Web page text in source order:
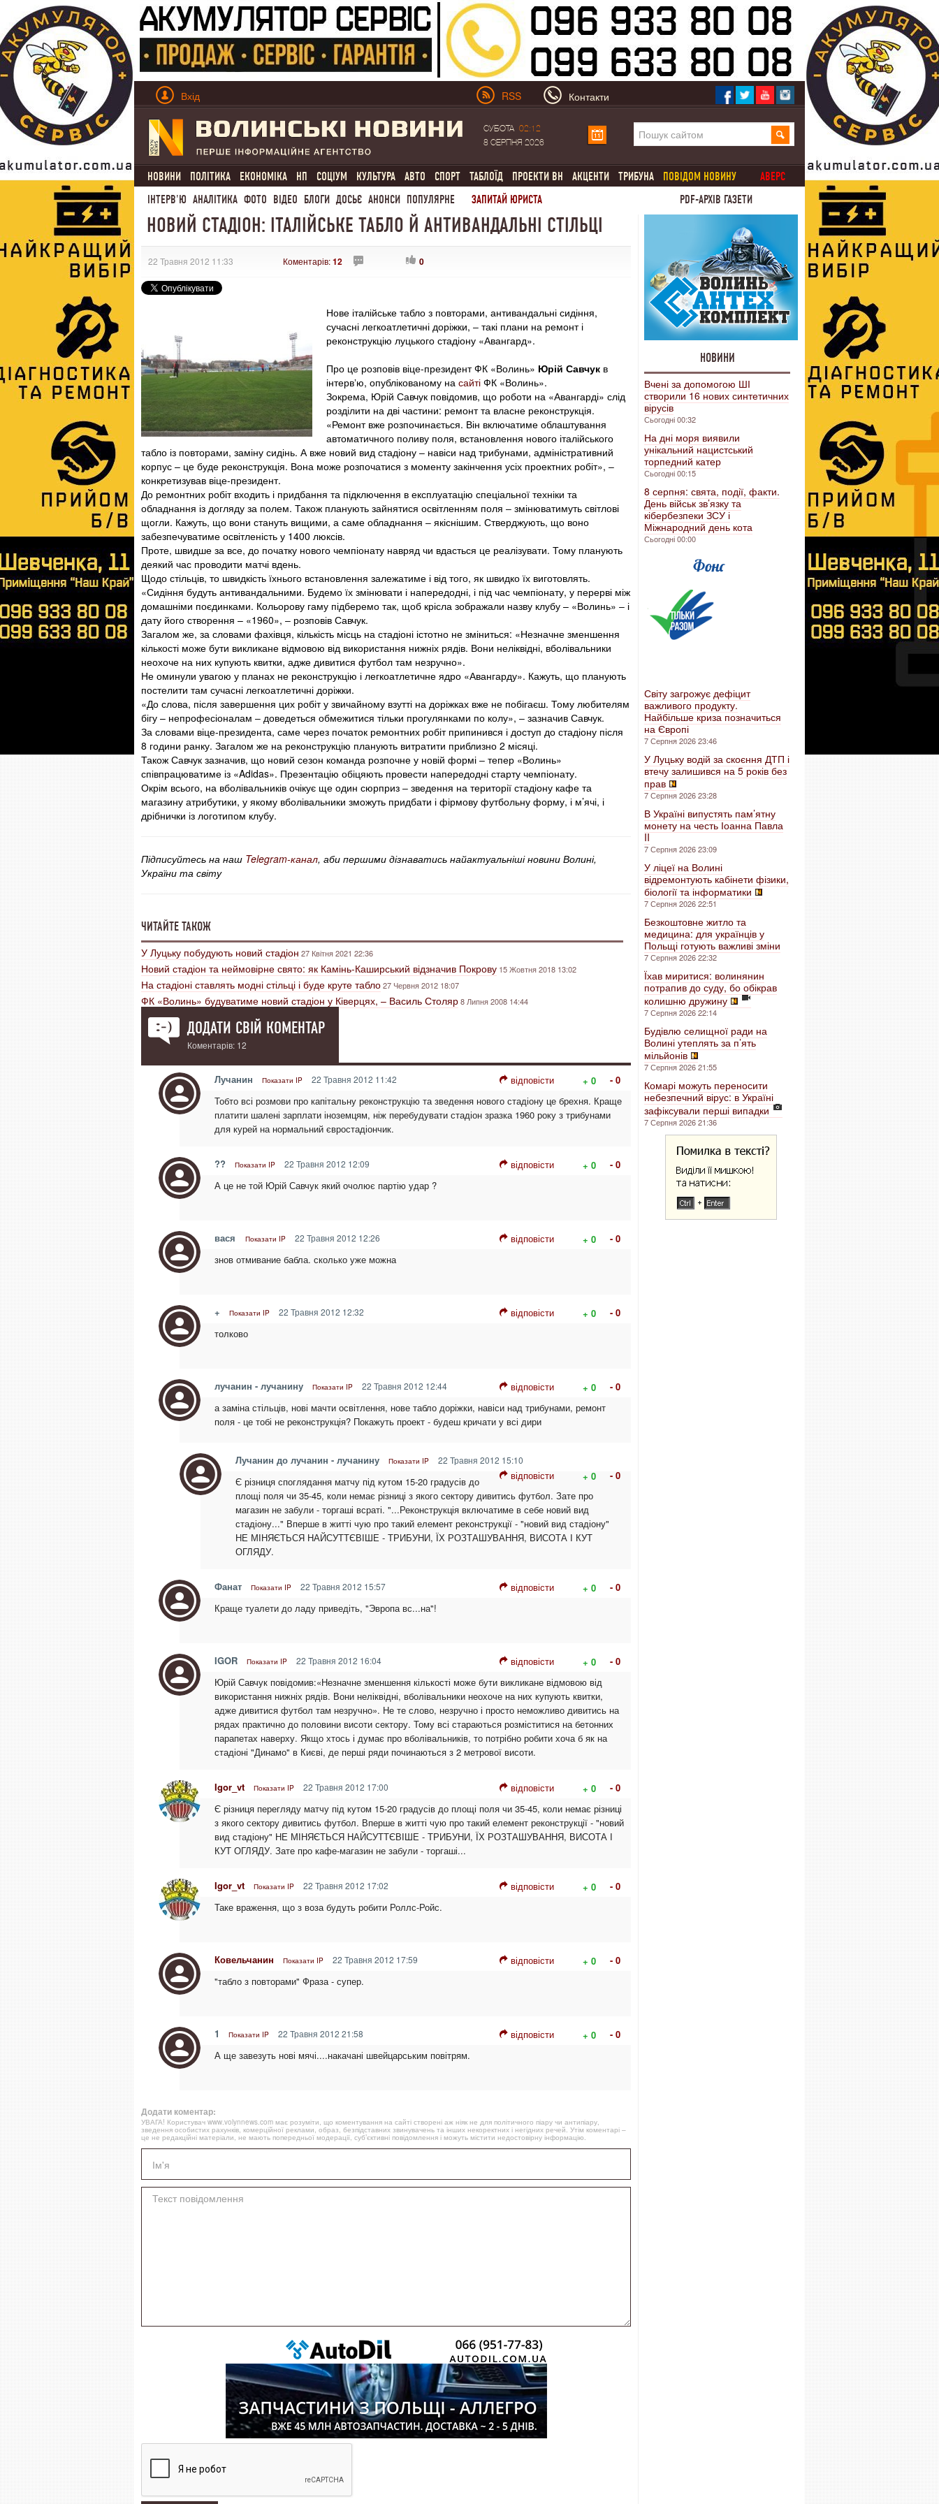
Вхід RSS Контакти
СУБОТА
02:12
8 СЕРПНЯ 2026
НОВИНИ ПОЛІТИКА ЕКОНОМІКА НП СОЦІУМ КУЛЬТУРА АВТО СПОРТ ТАБЛОЇД ПРОЕКТИ ВН АКЦЕНТИ ТРИБУНА ПОВІДОМ НОВИНУ
АВЕРС
ІНТЕРВ'Ю АНАЛІТИКА ФОТО ВІДЕО БЛОГИ ДОСЬЄ АНОНСИ ПОПУЛЯРНЕ ЗАПИТАЙ ЮРИСТА PDF-АРХІВ ГАЗЕТИ
НОВИЙ СТАДІОН: ІТАЛІЙСЬКЕ ТАБЛО Й АНТИВАНДАЛЬНІ СТІЛЬЦІ
22 Травня 2012 11:33 Коментарів:12 0
Нове італійське табло з повторами, антивандальні сидіння,
сучасні легкоатлетичні доріжки, ‒ такі плани на ремонт і
реконструкцію луцького стадіону «Авангард».
Про це розповів віце-президент ФК «Волинь» Юрій Савчук в
інтервʼю, опублікованому на сайті ФК «Волинь».
Зокрема, Юрій Савчук повідомив, що роботи на «Авангарді» слід
розділити на дві частини: ремонт та власне реконструкція.
«Ремонт вже розпочинається. Він включатиме облаштування
автоматичного поливу поля, встановлення нового італійського
табло із повторами, заміну сидінь. А вже новий вид стадіону ‒ навіси над трибунами, адміністративний
корпус – це буде реконструкція. Вона може розпочатися з моменту закінчення усіх проектних робіт», ‒
конкретизував віце-президент.
До ремонтних робіт входить і придбання та підключення в експлуатацію спеціальної техніки та
обладнання із догляду за полем. Також планують зайнятися освітленням поля ‒ змінюватимуть світлові
щогли. Кажуть, що вони стануть вищими, а саме обладнання ‒ якіснішим. Стверджують, що воно
забезпечуватиме освітленість у 1400 люксів.
Проте, швидше за все, до початку нового чемпіонату навряд чи вдасться це реалізувати. Тому планують
деякий час проводити матчі вдень.
Щодо стільців, то швидкість їхнього встановлення залежатиме і від того, як швидко їх виготовлять.
«Сидіння будуть антивандальними. Будемо їх змінювати і напередодні, і під час чемпіонату, у перерві між
домашніми поєдинками. Кольорову гаму підберемо так, щоб крісла зображали назву клубу – «Волинь» ‒ і
дату його створення – «1960», ‒ розповів Савчук.
Загалом же, за словами фахівця, кількість місць на стадіоні істотно не зміниться: «Незначне зменшення
кількості може бути викликане відмовою від використання нижніх рядів. Вони неліквідні, вболівальники
неохоче на них купують квитки, адже дивитися футбол там незручно».
Не оминули увагою у планах не реконструкцію і легкоатлетичне ядро «Авангарду». Кажуть, що планують
постелити там сучасні легкоатлетичні доріжки.
«До слова, після завершення цих робіт у звичайному взутті на доріжках вже не побігаєш. Тому любителям
бігу – непрофесіоналам ‒ доведеться обмежитися тільки прогулянками по колу», ‒ зазначив Савчук.
За словами віце-президента, саме через початок ремонтних робіт припинився і доступ до стадіону після
8 години ранку. Загалом же на реконструкцію планують витратити приблизно 2 місяці.
Також Савчук зазначив, що новий сезон команда розпочне у новій формі ‒ тепер «Волинь»
співпрацюватиме із «Adidas». Презентацію обіцяють провести напередодні старту чемпіонату.
Окрім всього, на вболівальників очікує ще один сюрприз ‒ зведення на території стадіону кафе та
магазину атрибутики, у якому вболівальники зможуть придбати і фірмову футбольну форму, і м’ячі, і
дрібнички із логотипом клубу.
Підписуйтесь на наш Telegram-канал, аби першими дізнаватись найактуальніші новини Волині,
України та світу
ЧИТАЙТЕ ТАКОЖ
У Луцьку побудують новий стадіон 27 Квітня 2021 22:36
Новий стадіон та неймовірне свято: як Камінь-Каширський відзначив Покрову 15 Жовтня 2018 13:02
На стадіоні ставлять модні стільці і буде круте табло27 Червня 2012 18:07
ФК «Волинь» будуватиме новий стадіон у Ківерцях, – Василь Столяр8 Липня 2008 14:44
ДОДАТИ СВІЙ КОМЕНТАР
Коментарів: 12
Лучанин Показати IP 22 Травня 2012 11:42 відповісти + 0
- 0
Тобто всі розмови про капітальну реконструкцію та зведення нового стадіону це брехня. Краще
платити шалені зарплати іноземцям, ніж перебудувати стадіон зразка 1960 року з трибунами
для курей на нормальний євростадіончик.
?? Показати IP 22 Травня 2012 12:09 відповісти + 0
- 0
А це не той Юрій Савчук який очолює партію удар ?
вася Показати IP 22 Травня 2012 12:26 відповісти + 0
- 0
знов отмивание бабла. сколько уже можна
+ Показати IP 22 Травня 2012 12:32 відповісти + 0
- 0
толково
лучанин - лучанину Показати IP 22 Травня 2012 12:44 відповісти + 0
- 0
а заміна стільців, нові мачти освітлення, нове табло доріжки, навіси над трибунами, ремонт
поля - це тобі не реконструкція? Покажуть проект - будеш кричати у всі дири
Лучанин до лучанин - лучанину Показати IP 22 Травня 2012 15:10
відповісти + 0 - 0
Є різниця споглядання матчу під кутом 15-20 градусів до
площі поля чи 35-45, коли немає різниці з якого сектору дивитись футбол. Зате про
магазин не забули - торгаші всраті. "...Реконструкція включатиме в себе новий вид
стадіону..." Вперше в житті чую про такий елемент реконструкції - "новий вид стадіону"
НЕ МІНЯЄТЬСЯ НАЙСУТТЄВІШЕ - ТРИБУНИ, ЇХ РОЗТАШУВАННЯ, ВИСОТА І КУТ
ОГЛЯДУ.
Фанат Показати IP 22 Травня 2012 15:57 відповісти + 0
- 0
Краще туалети до ладу приведіть, "Эвропа вс...на"!
IGOR Показати IP 22 Травня 2012 16:04 відповісти + 0
- 0
Юрій Савчук повідомив:«Незначне зменшення кількості може бути викликане відмовою від
використання нижніх рядів. Вони неліквідні, вболівальники неохоче на них купують квитки,
адже дивитися футбол там незручно». Не те слово, незручно і просто неможливо дивитись на
рядах практично до половини висоти сектору. Тому всі стараються розміститися на бетонних
парапетах наверху. Якщо хтось і думає про вболівальників, то потрібно робити хоча б як на
стадіоні "Динамо" в Києві, де перші ряди починаються з 2 метрової висоти.
Igor_vt Показати IP 22 Травня 2012 17:00 відповісти + 0
- 0
Є різниця перегляду матчу під кутом 15-20 градусів до площі поля чи 35-45, коли немає різниці
з якого сектору дивитись футбол. Вперше в житті чую про такий елемент реконструкції - "новий
вид стадіону" НЕ МІНЯЄТЬСЯ НАЙСУТТЄВІШЕ - ТРИБУНИ, ЇХ РОЗТАШУВАННЯ, ВИСОТА І
КУТ ОГЛЯДУ. Зате про кафе-магазин не забули - торгаші...
Igor_vt Показати IP 22 Травня 2012 17:02 відповісти + 0
- 0
Таке враження, що з воза будуть робити Роллс-Ройс.
Ковельчанин Показати IP 22 Травня 2012 17:59 відповісти + 0
- 0
"табло з повторами" Фраза - супер.
1 Показати IP 22 Травня 2012 21:58 відповісти + 0
- 0
А ще завезуть нові мячі....накачані швейцарським повітрям.
Додати коментар:
УВАГА! Користувач www.volynnews.com має розуміти, що коментування на сайті створені аж ніяк не для політичного піару чи антипіару,
зведення особистих рахунків, комерційної реклами, образ, безпідставних звинувачень та інших некоректних і негідних речей. Утім коментарі –
це не редакційні матеріали, не мають попередньої модерації, суб’єктивні повідомлення і можуть містити недостовірну інформацію.
НОВИНИ
Вчені за допомогою ШІ
створили 16 нових синтетичних
вірусів
Сьогодні 00:32
На дні моря виявили
унікальний нацистський
торпедний катер
Сьогодні 00:15
8 серпня: свята, події, факти.
День військ зв’язку та
кібербезпеки ЗСУ і
Міжнародний день кота
Сьогодні 00:00
Світу загрожує дефіцит
важливого продукту.
Найбільше криза позначиться
на Європі
7 Серпня 2026 23:46
У Луцьку водій за скоєння ДТП і
втечу залишився на 5 років без
прав
7 Серпня 2026 23:28
В Україні випустять пам’ятну
монету на честь Іоанна Павла
II
7 Серпня 2026 23:09
У ліцеї на Волині
відремонтують кабінети фізики,
біології та інформатики
7 Серпня 2026 22:51
Безкоштовне житло та
медицина: для українців у
Польщі готують важливі зміни
7 Серпня 2026 22:32
Їхав миритися: волинянин
потрапив до суду, бо обікрав
колишню дружину
7 Серпня 2026 22:14
Будівлю селищної ради на
Волині утеплять за п’ять
мільйонів
7 Серпня 2026 21:55
Комарі можуть переносити
небезпечний вірус: в Україні
зафіксували перші випадки
7 Серпня 2026 21:36